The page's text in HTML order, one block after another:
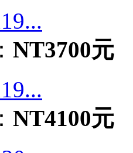
NT3700元
NT4100元